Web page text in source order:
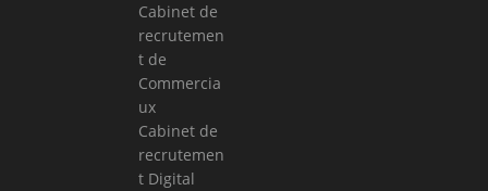
Cabinet de
recrutemen
t de
Commercia
ux
Cabinet de
recrutemen
t Digital